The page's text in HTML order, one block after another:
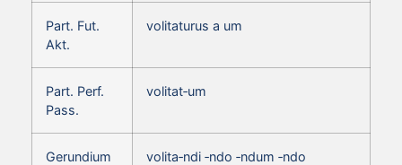
Part. Fut.
Akt.
volitaturus a um
Part. Perf.
Pass.
volitat‑um
Gerundium volita‑ndi ‑ndo ‑ndum ‑ndo